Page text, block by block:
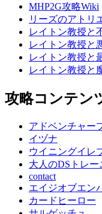
MHP2G攻略Wiki
リーズのアトリ
レイトン教授と
レイトン教授と
レイトン教授と
レイトン教授と
攻略コンテン
アドベンチャー
イヅナ
ウイニングイレ
大人のDSトレー
contact
エイジオブエン
カードヒーロー